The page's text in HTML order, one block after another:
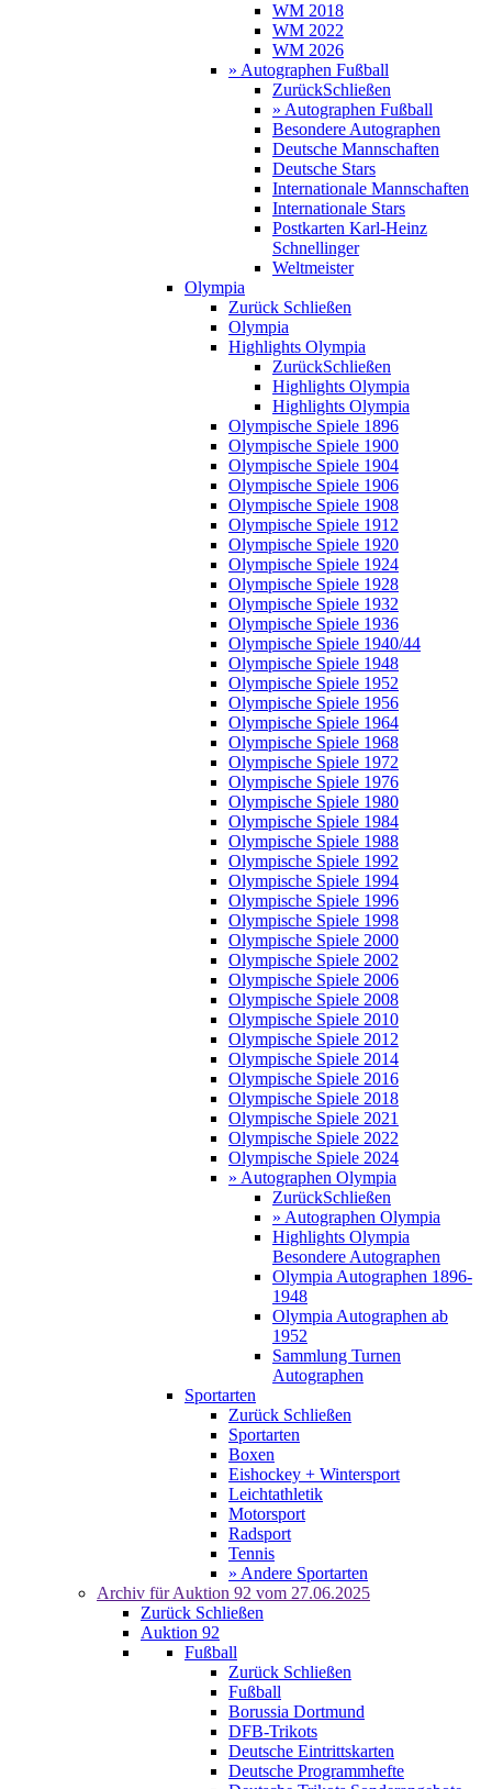
WM 2018
WM 2022
WM 2026
» Autographen Fußball
ZurückSchließen
» Autographen Fußball
Besondere Autographen
Deutsche Mannschaften
Deutsche Stars
Internationale Mannschaften
Internationale Stars
Postkarten Karl-Heinz
Schnellinger
Weltmeister
Olympia
Zurück Schließen
Olympia
Highlights Olympia
ZurückSchließen
Highlights Olympia
Highlights Olympia
Olympische Spiele 1896
Olympische Spiele 1900
Olympische Spiele 1904
Olympische Spiele 1906
Olympische Spiele 1908
Olympische Spiele 1912
Olympische Spiele 1920
Olympische Spiele 1924
Olympische Spiele 1928
Olympische Spiele 1932
Olympische Spiele 1936
Olympische Spiele 1940/44
Olympische Spiele 1948
Olympische Spiele 1952
Olympische Spiele 1956
Olympische Spiele 1964
Olympische Spiele 1968
Olympische Spiele 1972
Olympische Spiele 1976
Olympische Spiele 1980
Olympische Spiele 1984
Olympische Spiele 1988
Olympische Spiele 1992
Olympische Spiele 1994
Olympische Spiele 1996
Olympische Spiele 1998
Olympische Spiele 2000
Olympische Spiele 2002
Olympische Spiele 2006
Olympische Spiele 2008
Olympische Spiele 2010
Olympische Spiele 2012
Olympische Spiele 2014
Olympische Spiele 2016
Olympische Spiele 2018
Olympische Spiele 2021
Olympische Spiele 2022
Olympische Spiele 2024
» Autographen Olympia
ZurückSchließen
» Autographen Olympia
Highlights Olympia
Besondere Autographen
Olympia Autographen 1896-
1948
Olympia Autographen ab
1952
Sammlung Turnen
Autographen
Sportarten
Zurück Schließen
Sportarten
Boxen
Eishockey + Wintersport
Leichtathletik
Motorsport
Radsport
Tennis
» Andere Sportarten
Archiv für Auktion 92 vom 27.06.2025
Zurück Schließen
Auktion 92
Fußball
Zurück Schließen
Fußball
Borussia Dortmund
DFB-Trikots
Deutsche Eintrittskarten
Deutsche Programmhefte